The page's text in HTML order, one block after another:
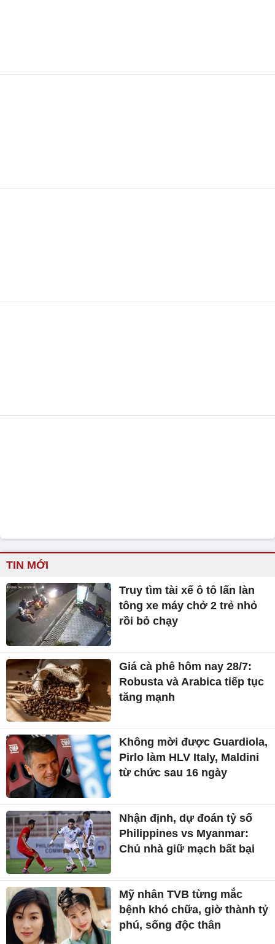
TIN MỚI
Truy tìm tài xế ô tô lấn làn
tông xe máy chở 2 trẻ nhỏ
rồi bỏ chạy
Giá cà phê hôm nay 28/7:
Robusta và Arabica tiếp tục
tăng mạnh
Không mời được Guardiola,
Pirlo làm HLV Italy, Maldini
từ chức sau 16 ngày
Nhận định, dự đoán tỷ số
Philippines vs Myanmar:
Chủ nhà giữ mạch bất bại
Mỹ nhân TVB từng mắc
bệnh khó chữa, giờ thành tỷ
phú, sống độc thân